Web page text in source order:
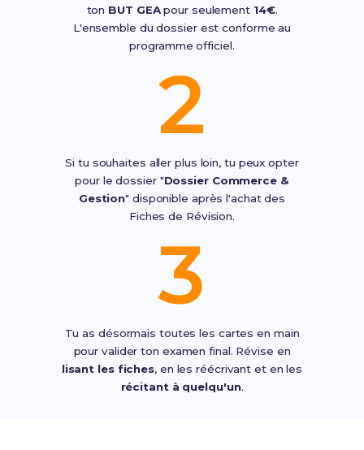
ton BUT GEApour seulement 14€.
L'ensemble du dossier est conforme au
programme officiel.
2
Si tu souhaites aller plus loin, tu peux opter
pour le dossier "Dossier Commerce &
Gestion" disponible après l'achat des
Fiches de Révision.
3
Tu as désormais toutes les cartes en main
pour valider ton examen final. Révise en
lisant les fiches, en les réécrivant et en les
récitant à quelqu'un.